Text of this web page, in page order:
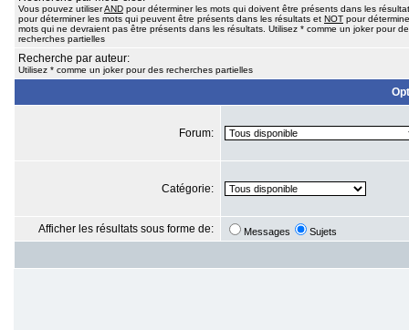
Vous pouvez utiliserAND pour déterminer les mots qui doivent être présents dans les
pour déterminer les mots qui peuvent être présents dans les résultats et NOT pour
mots qui ne devraient pas être présents dans les résultats. Utilisez * comme un joker pour
recherches partielles
Recherche par auteur:
Utilisez * comme un joker pour des recherches partielles
Forum:
Catégorie:
Afficher les résultats sous forme de: Messages Sujets